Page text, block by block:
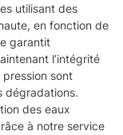
utilisant des
en fonction de
garantit
l’intégrité
sont
dégradations.
des eaux
à notre service